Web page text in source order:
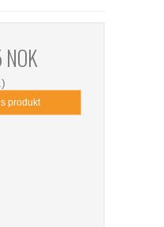
produkt